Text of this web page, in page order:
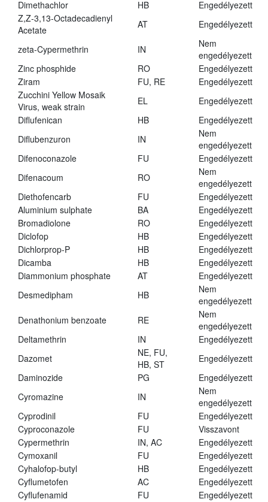
Dimethachlor
HB
Engedélyezett
Z,Z-3,13-Octadecadienyl
Acetate
AT Engedélyezett
zeta-Cypermethrin IN
Nem
engedélyezett
Zinc phosphide
RO
Engedélyezett
Ziram
FU, RE
Engedélyezett
Zucchini Yellow Mosaik
Virus, weak strain
EL
Engedélyezett
Diflufenican
HB
Engedélyezett
Diflubenzuron
IN
Nem
engedélyezett
Difenoconazole
FU
Engedélyezett
Difenacoum
RO
Nem
engedélyezett
Diethofencarb
FU
Engedélyezett
Aluminium sulphate
BA
Engedélyezett
Bromadiolone
RO
Engedélyezett
Diclofop
HB
Engedélyezett
Dichlorprop-P
HB
Engedélyezett
Dicamba
HB
Engedélyezett
Diammonium phosphate
AT
Engedélyezett
Desmedipham
HB
Nem
engedélyezett
Denathonium benzoate
RE
Nem
engedélyezett
Deltamethrin
IN
Engedélyezett
Dazomet
NE, FU,
HB, ST
Engedélyezett
Daminozide
PG
Engedélyezett
Cyromazine
IN
Nem
engedélyezett
Cyprodinil
FU
Engedélyezett
Cyproconazole
FU
Visszavont
Cypermethrin
IN, AC
Engedélyezett
Cymoxanil
FU
Engedélyezett
Cyhalofop-butyl
HB
Engedélyezett
Cyflumetofen
AC
Engedélyezett
Cyflufenamid
FU Engedélyezett